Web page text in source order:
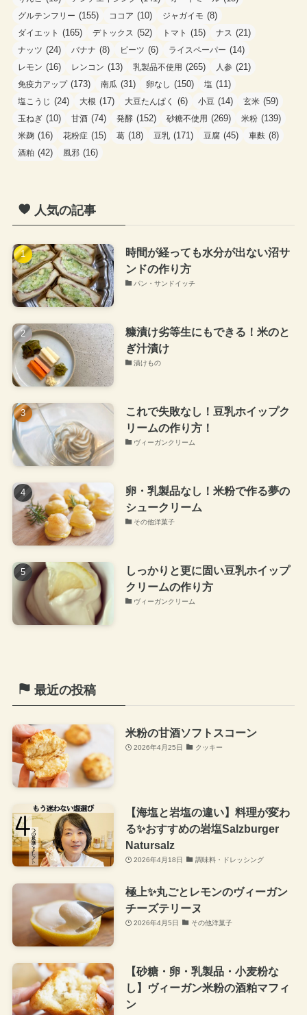
グルテンフリー (155) ココア (10) ジャガイモ (8)
ダイエット (165) デトックス (52) トマト (15) ナス (21)
ナッツ (24) バナナ (8) ビーツ (6) ライスペーパー (14)
レモン (16) レンコン (13) 乳製品不使用 (265) 人参 (21)
免疫力アップ(173) 南瓜 (31) 卵なし (150) 塩 (11)
塩こうじ (24) 大根 (17) 大豆たんぱく (6) 小豆 (14) 玄米 (59)
玉ねぎ (10) 甘酒 (74) 発酵 (152) 砂糖不使用 (269) 米粉 (139)
米麹 (16) 花粉症 (15) 葛 (18) 豆乳 (171) 豆腐 (45) 車麩 (8)
酒粕 (42) 風邪 (16)
人気の記事
時間が経っても水分が出ない沼サ
ンドの作り方
パン・サンドイッチ
糠漬け劣等生にもできる！米のと
ぎ汁漬け
漬けもの
これで失敗なし！豆乳ホイップク
リームの作り方！
ヴィーガンクリーム
卵・乳製品なし！米粉で作る夢の
シュークリーム
その他洋菓子
しっかりと更に固い豆乳ホイップ
クリームの作り方
ヴィーガンクリーム
最近の投稿
米粉の甘酒ソフトスコーン
2026年4月25日 クッキー
【海塩と岩塩の違い】料理が変わ
る✨おすすめの岩塩Salzburger
Natursalz
2026年4月18日 調味料・ドレッシング
極上✨丸ごとレモンのヴィーガン
チーズテリーヌ
2026年4月5日 その他洋菓子
【砂糖・卵・乳製品・小麦粉な
し】ヴィーガン米粉の酒粕マフィ
ン